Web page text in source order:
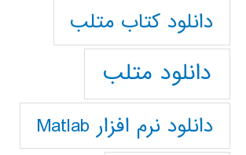
دانلود كتاب متلب
دانلود متلب
دانلود نرم افزار Matlab